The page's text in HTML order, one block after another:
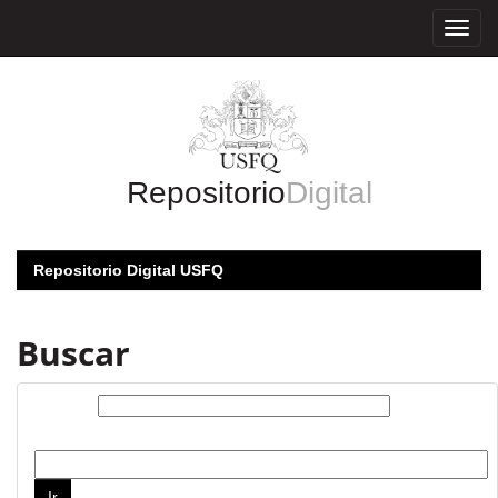
RepositorioDigital
Repositorio Digital USFQ
Buscar